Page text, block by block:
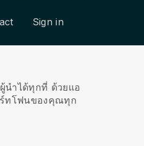
Sign in
นำได้ทุกที่ ด้วยแอ
ร์ทโฟนของคุณทุก